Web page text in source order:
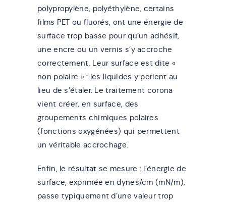
polypropylène, polyéthylène, certains
films PET ou fluorés, ont une énergie de
surface trop basse pour qu’un adhésif,
une encre ou un vernis s’y accroche
correctement. Leur surface est dite «
non polaire » : les liquides y perlent au
lieu de s’étaler. Le traitement corona
vient créer, en surface, des
groupements chimiques polaires
(fonctions oxygénées) qui permettent
un véritable accrochage.
Enfin, le résultat se mesure : l’énergie de
surface, exprimée en dynes/cm (mN/m),
passe typiquement d’une valeur trop